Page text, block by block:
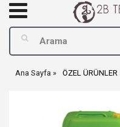
Ana Sayfa ÖZEL ÜRÜNLER